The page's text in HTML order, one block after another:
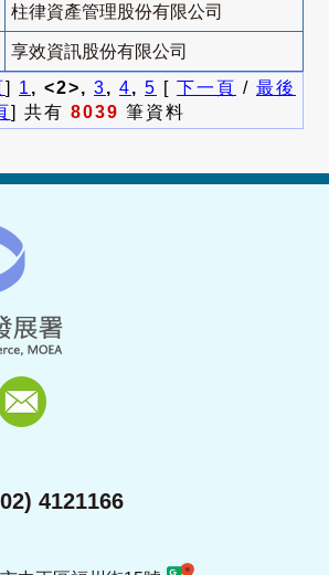
柱律資產管理股份有限公司
享效資訊股份有限公司
] 1 , <2>, 3, 4, 5 [ 下一頁 / 最後
] 共有 8039 筆資料
4121166